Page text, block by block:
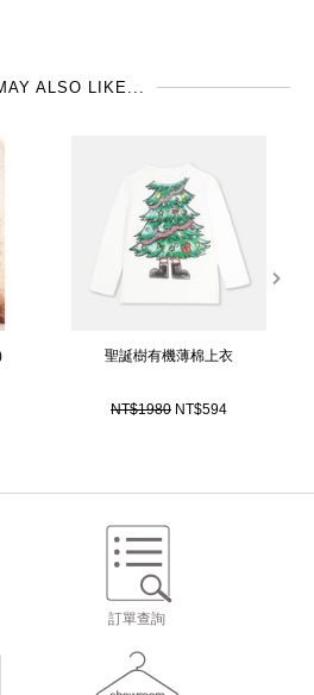
ALSO LIKE...
聖誕樹有機薄棉上衣
NT$1980 NT$594
訂單查詢